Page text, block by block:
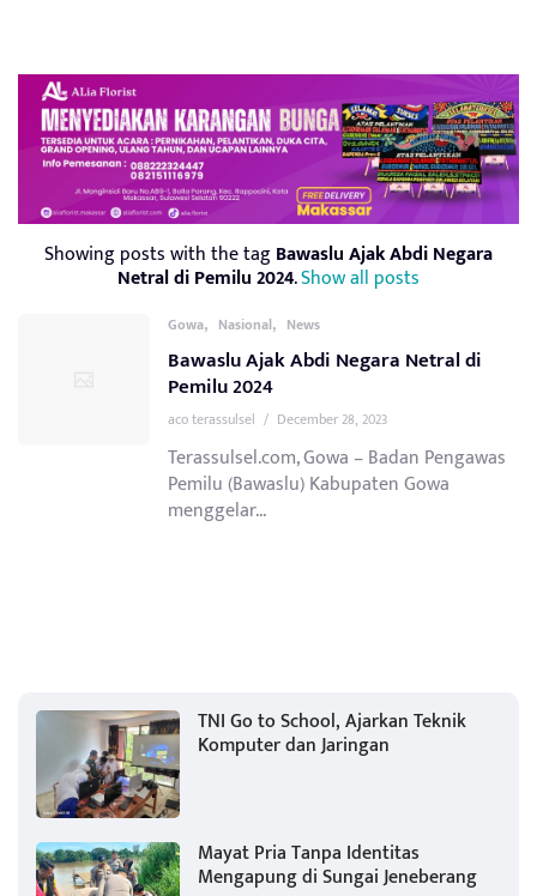
Showing posts with the tagBawaslu Ajak Abdi Negara
Netral di Pemilu 2024.Show all posts
Gowa, Nasional, News
Bawaslu Ajak Abdi Negara Netral di
Pemilu 2024
aco terassulsel / December 28, 2023
Terassulsel.com, Gowa – Badan Pengawas
Pemilu (Bawaslu) Kabupaten Gowa
menggelar...
TNI Go to School, Ajarkan Teknik
Komputer dan Jaringan
Mayat Pria Tanpa Identitas
Mengapung di Sungai Jeneberang